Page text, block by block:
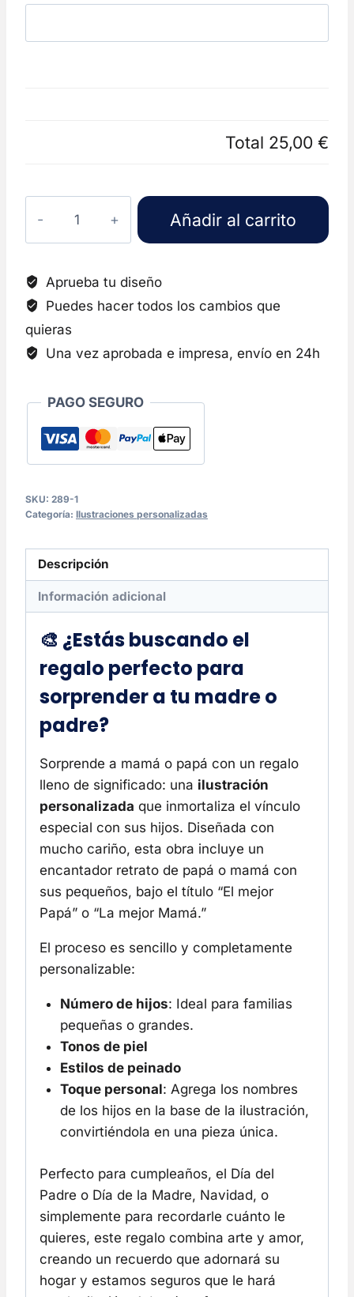
Total 25,00 €
personalizada
para
o
Papá
cantidad
Añadir al carrito
Aprueba tu diseño
Puedes hacer todos los cambios que
quieras
Una vez aprobada e impresa, envío en 24h
PAGO SEGURO
SKU: 289-1
Categoría: Ilustraciones personalizadas
Descripción
Información adicional
🎨 ¿Estás buscando el
regalo perfecto para
sorprender a tu madre o
padre?
Sorprende a mamá o papá con un regalo
lleno de significado: una ilustración
personalizada que inmortaliza el vínculo
especial con sus hijos. Diseñada con
mucho cariño, esta obra incluye un
encantador retrato de papá o mamá con
sus pequeños, bajo el título “El mejor
Papá” o “La mejor Mamá.”
El proceso es sencillo y completamente
personalizable:
Número de hijos: Ideal para familias
pequeñas o grandes.
Tonos de piel
Estilos de peinado
Toque personal: Agrega los nombres
de los hijos en la base de la ilustración,
convirtiéndola en una pieza única.
Perfecto para cumpleaños, el Día del
Padre o Día de la Madre, Navidad, o
simplemente para recordarle cuánto le
quieres, este regalo combina arte y amor,
creando un recuerdo que adornará su
hogar y estamos seguros que le hará